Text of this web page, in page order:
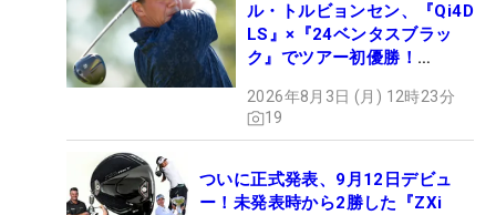
ル・トルビョンセン、『Qi4D
LS』×『24ベンタスブラッ
ク』でツアー初優勝！
2026年8月3日 (月) 12時23分
19
ついに正式発表、9月12日デビュ
ー！未発表時から2勝した『ZXi